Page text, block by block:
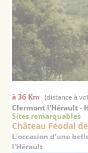
à 36 Km (distance à
Clermont l'Hérault -
Sites remarquables
Château Féodal
L'occasion d'une
l'Hérault